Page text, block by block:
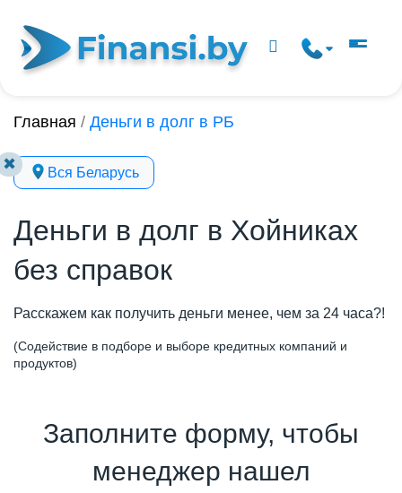
✖
Главная / Деньги в долг в РБ
Вся Беларусь
Деньги в долг в Хойниках
без справок
Расскажем как получить деньги менее, чем за 24 часа?!
(Содействие в подборе и выборе кредитных компаний и
продуктов)
Заполните форму, чтобы
менеджер нашел